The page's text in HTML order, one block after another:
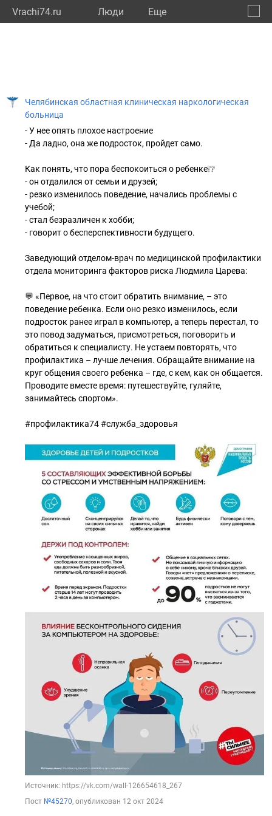
Vrachi74.ru Люди Eще
Челябинская областная клиническая наркологическая
больница
- У нее опять плохое настроение
- Да ладно, она же подросток, пройдет само.
Как понять, что пора беспокоиться о ребенке❕❔
- он отдалился от семьи и друзей;
- резко изменилось поведение, начались проблемы с
учебой;
- стал безразличен к хобби;
- говорит о бесперспективности будущего.
Заведующий отделом-врач по медицинской профилактики
отдела мониторинга факторов риска Людмила Царева:
💬 «Первое, на что стоит обратить внимание, – это
поведение ребенка. Если оно резко изменилось, если
подросток ранее играл в компьютер, а теперь перестал, то
это повод задуматься, присмотреться, поговорить и
обратиться к специалисту. Не устаем повторять, что
профилактика – лучше лечения. Обращайте внимание на
круг общения своего ребенка – где, с кем, как он общается.
Проводите вместе время: путешествуйте, гуляйте,
занимайтесь спортом».
#профилактика74 #служба_здоровья
Источник: https://vk.com/wall-126654618_267
Пост №45270, опубликован 12 окт 2024